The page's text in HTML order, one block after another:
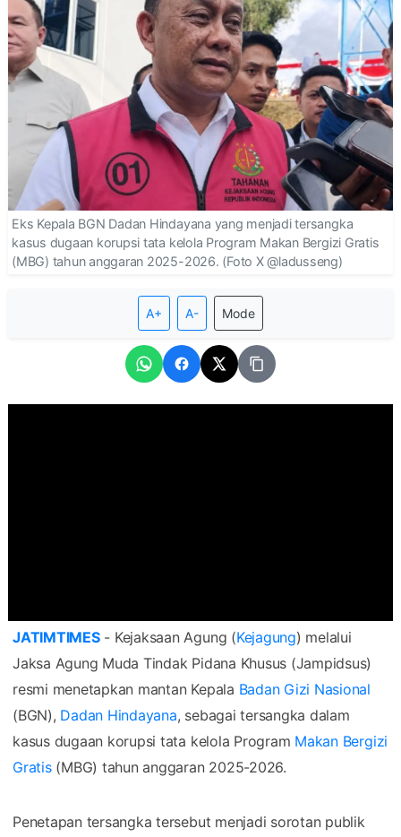
Eks Kepala BGN Dadan Hindayana yang menjadi tersangka
kasus dugaan korupsi tata kelola Program Makan Bergizi Gratis
(MBG) tahun anggaran 2025-2026. (Foto X @ladusseng)
A+ A- Mode
JATIMTIMES- Kejaksaan Agung (Kejagung) melalui
Jaksa Agung Muda Tindak Pidana Khusus (Jampidsus)
resmi menetapkan mantan Kepala Badan Gizi Nasional
(BGN), Dadan Hindayana, sebagai tersangka dalam
kasus dugaan korupsi tata kelola Program Makan Bergizi
Gratis (MBG) tahun anggaran 2025-2026.
Penetapan tersangka tersebut menjadi sorotan publik